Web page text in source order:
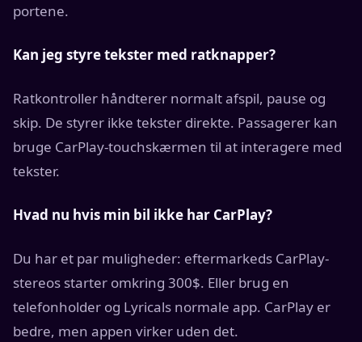
portene.
Kan jeg styre tekster med ratknapper?
Ratkontroller håndterer normalt afspil, pause og
skip. De styrer ikke tekster direkte. Passagerer kan
bruge CarPlay-touchskærmen til at interagere med
tekster.
Hvad nu hvis min bil ikke har CarPlay?
Du har et par muligheder: eftermarkeds CarPlay-
stereos starter omkring 300$. Eller brug en
telefonholder og Lyricals normale app. CarPlay er
bedre, men appen virker uden det.